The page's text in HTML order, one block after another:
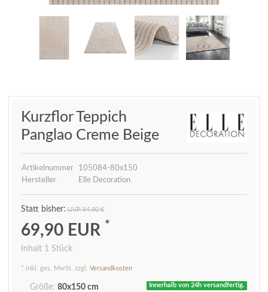
Kurzflor Teppich
Panglao Creme Beige
Artikelnummer
105084-80x150
Hersteller
Elle Decoration
UVP 94,90 €
69,90 EUR *
Inhalt 1 Stück
* inkl. ges. MwSt. zzgl. Versandkosten
Innerhalb von 24h versandfertig.
Größe: 80x150 cm